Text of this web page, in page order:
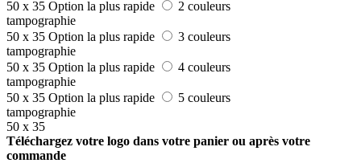
50 x 35 Option la plus rapide
2 couleurs
tampographie
50 x 35 Option la plus rapide
3 couleurs
tampographie
50 x 35 Option la plus rapide
4 couleurs
tampographie
50 x 35 Option la plus rapide
5 couleurs
tampographie
50 x 35
Téléchargez votre logo dans votre panier ou après votre
commande